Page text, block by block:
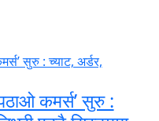
कमर्स’ सुरु :